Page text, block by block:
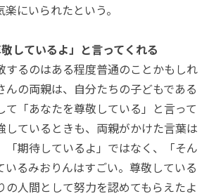
にいられたという。
敬しているよ」と言ってくれる
るのはある程度普通のことかもしれ
んの両親は、自分たちの子どもである
て「あなたを尊敬している」と言って
しているときも、両親がかけた言葉は
「期待しているよ」ではなく、「そん
いるみおりんはすごい。尊敬している
の人間として努力を認めてもらえたよ